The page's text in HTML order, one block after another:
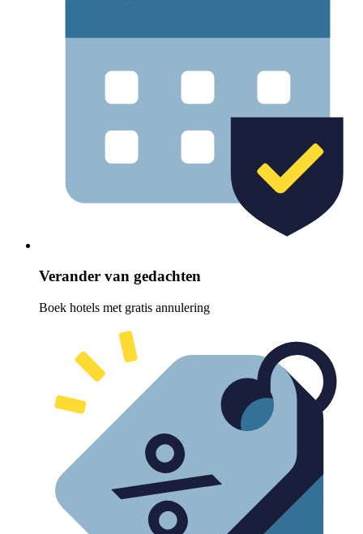
Verander van gedachten
Boek hotels met gratis annulering